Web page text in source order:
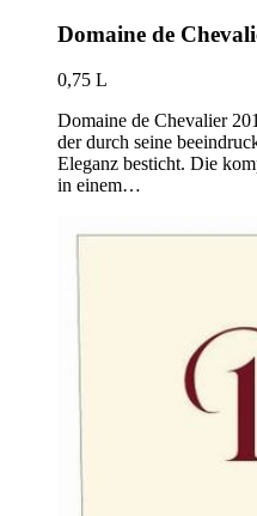
Domaine de
0,75 L
Domaine de Chevalier
der durch seine
Eleganz besticht. Die
in einem…